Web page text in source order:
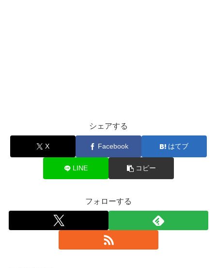
シェアする
X Facebook はてブ
LINE コピー
フォローする